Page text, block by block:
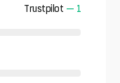
Trustpilot — 1